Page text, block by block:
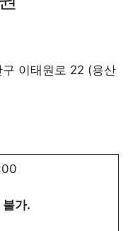
이태원로 22 (용산
불가.